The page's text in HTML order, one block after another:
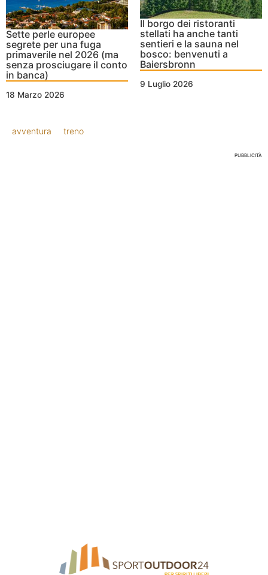
Sette perle europee
segrete per una fuga
primaverile nel 2026 (ma
senza prosciugare il conto
in banca)
18 Marzo 2026
Il borgo dei ristoranti
stellati ha anche tanti
sentieri e la sauna nel
bosco: benvenuti a
Baiersbronn
9 Luglio 2026
avventura treno
PUBBLICITÀ